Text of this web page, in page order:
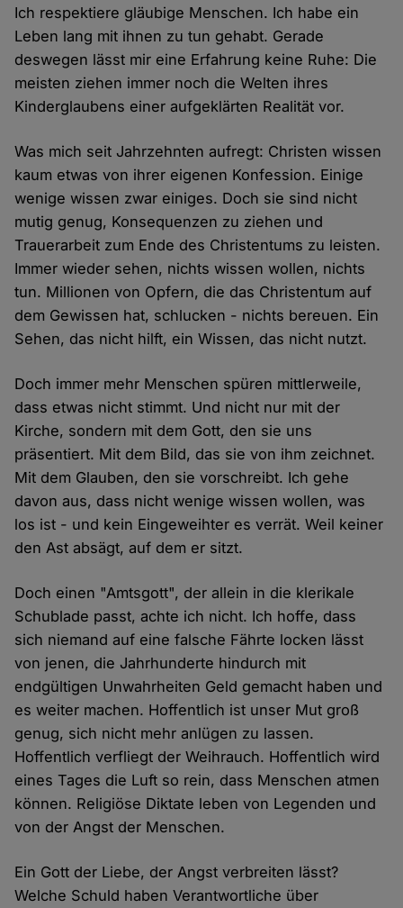
Ich respektiere gläubige Menschen. Ich habe ein
Leben lang mit ihnen zu tun gehabt. Gerade
deswegen lässt mir eine Erfahrung keine Ruhe: Die
meisten ziehen immer noch die Welten ihres
Kinderglaubens einer aufgeklärten Realität vor.
Was mich seit Jahrzehnten aufregt: Christen wissen
kaum etwas von ihrer eigenen Konfession. Einige
wenige wissen zwar einiges. Doch sie sind nicht
mutig genug, Konsequenzen zu ziehen und
Trauerarbeit zum Ende des Christentums zu leisten.
Immer wieder sehen, nichts wissen wollen, nichts
tun. Millionen von Opfern, die das Christentum auf
dem Gewissen hat, schlucken - nichts bereuen. Ein
Sehen, das nicht hilft, ein Wissen, das nicht nutzt.
Doch immer mehr Menschen spüren mittlerweile,
dass etwas nicht stimmt. Und nicht nur mit der
Kirche, sondern mit dem Gott, den sie uns
präsentiert. Mit dem Bild, das sie von ihm zeichnet.
Mit dem Glauben, den sie vorschreibt. Ich gehe
davon aus, dass nicht wenige wissen wollen, was
los ist - und kein Eingeweihter es verrät. Weil keiner
den Ast absägt, auf dem er sitzt.
Doch einen "Amtsgott", der allein in die klerikale
Schublade passt, achte ich nicht. Ich hoffe, dass
sich niemand auf eine falsche Fährte locken lässt
von jenen, die Jahrhunderte hindurch mit
endgültigen Unwahrheiten Geld gemacht haben und
es weiter machen. Hoffentlich ist unser Mut groß
genug, sich nicht mehr anlügen zu lassen.
Hoffentlich verfliegt der Weihrauch. Hoffentlich wird
eines Tages die Luft so rein, dass Menschen atmen
können. Religiöse Diktate leben von Legenden und
von der Angst der Menschen.
Ein Gott der Liebe, der Angst verbreiten lässt?
Welche Schuld haben Verantwortliche über